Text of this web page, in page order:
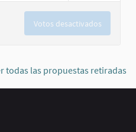
Votos desactivados
todas las propuestas retiradas